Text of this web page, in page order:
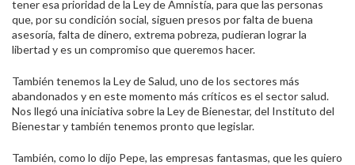
tener esa prioridad de la Ley de Amnistía, para que las personas
que, por su condición social, siguen presos por falta de buena
asesoría, falta de dinero, extrema pobreza, pudieran lograr la
libertad y es un compromiso que queremos hacer.
También tenemos la Ley de Salud, uno de los sectores más
abandonados y en este momento más críticos es el sector salud.
Nos llegó una iniciativa sobre la Ley de Bienestar, del Instituto del
Bienestar y también tenemos pronto que legislar.
También, como lo dijo Pepe, las empresas fantasmas, que les quiero